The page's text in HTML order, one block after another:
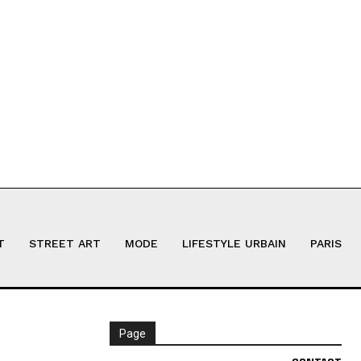
STREET ART MODE LIFESTYLE URBAIN PARIS
Page